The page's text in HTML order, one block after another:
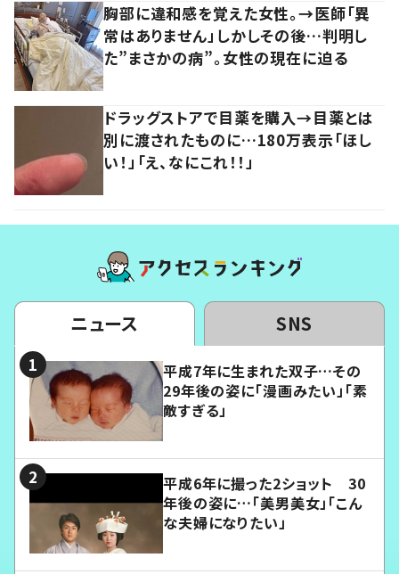
胸部に違和感を覚えた女性。→医師「異
常はありません」しかしその後…判明し
た”まさかの病”。女性の現在に迫る
ドラッグストアで目薬を購入→目薬とは
別に渡されたものに…180万表示「ほし
い！」「え、なにこれ！！」
ニュース SNS
平成7年に生まれた双子…その
29年後の姿に「漫画みたい」「素
敵すぎる」
平成6年に撮った2ショット 30
年後の姿に…「美男美女」「こん
な夫婦になりたい」